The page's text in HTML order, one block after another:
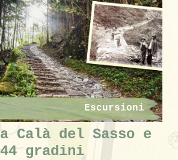
Escursioni
Calà del Sasso e
gradini